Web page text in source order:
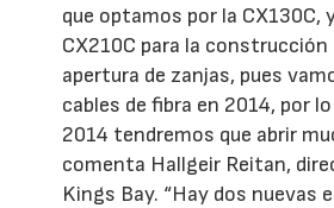
que optamos por la CX130C,
CX210C para la
apertura de zanjas, pues
cables de fibra en 2014, por
2014 tendremos que abrir
comenta Hallgeir Reitan,
Kings Bay. “Hay dos nuevas